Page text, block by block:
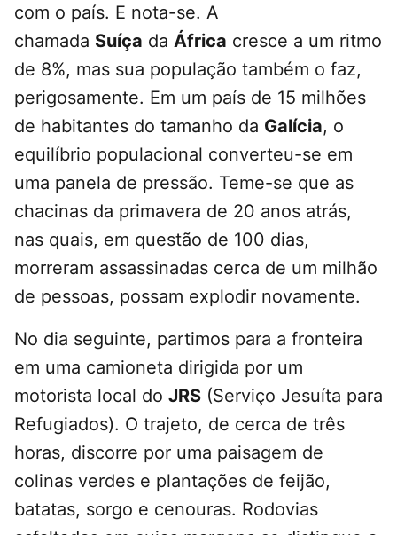
com o país. E nota-se. A
chamada Suíça da África cresce a um ritmo
de 8%, mas sua população também o faz,
perigosamente. Em um país de 15 milhões
de habitantes do tamanho da Galícia, o
equilíbrio populacional converteu-se em
uma panela de pressão. Teme-se que as
chacinas da primavera de 20 anos atrás,
nas quais, em questão de 100 dias,
morreram assassinadas cerca de um milhão
de pessoas, possam explodir novamente.
No dia seguinte, partimos para a fronteira
em uma camioneta dirigida por um
motorista local do JRS (Serviço Jesuíta para
Refugiados). O trajeto, de cerca de três
horas, discorre por uma paisagem de
colinas verdes e plantações de feijão,
batatas, sorgo e cenouras. Rodovias